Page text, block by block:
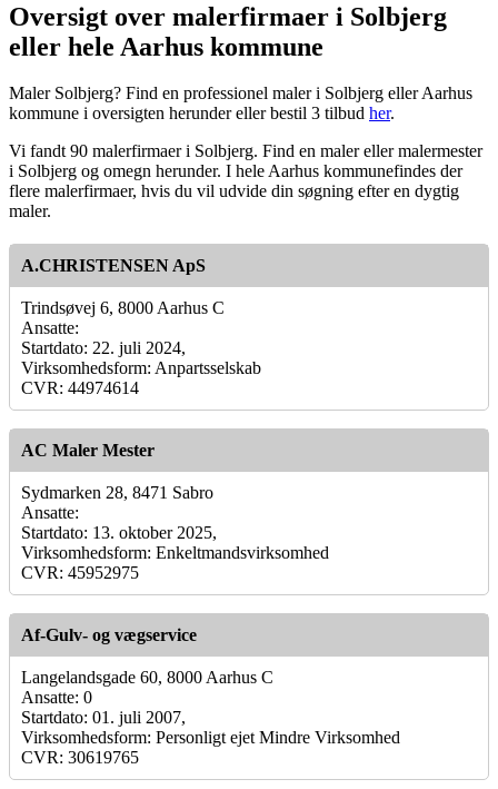
Oversigt over malerfirmaer i Solbjerg
eller hele Aarhus kommune
Maler Solbjerg? Find en professionel maler i Solbjerg eller Aarhus
kommune i oversigten herunder eller bestil 3 tilbud her.
Vi fandt 90 malerfirmaer i Solbjerg. Find en maler eller malermester
i Solbjerg og omegn herunder. I hele Aarhus kommunefindes der
flere malerfirmaer, hvis du vil udvide din søgning efter en dygtig
maler.
A.CHRISTENSEN ApS
Trindsøvej 6, 8000 Aarhus C
Ansatte:
Startdato: 22. juli 2024,
Virksomhedsform: Anpartsselskab
CVR: 44974614
AC Maler Mester
Sydmarken 28, 8471 Sabro
Ansatte:
Startdato: 13. oktober 2025,
Virksomhedsform: Enkeltmandsvirksomhed
CVR: 45952975
Af-Gulv- og vægservice
Langelandsgade 60, 8000 Aarhus C
Ansatte: 0
Startdato: 01. juli 2007,
Virksomhedsform: Personligt ejet Mindre Virksomhed
CVR: 30619765